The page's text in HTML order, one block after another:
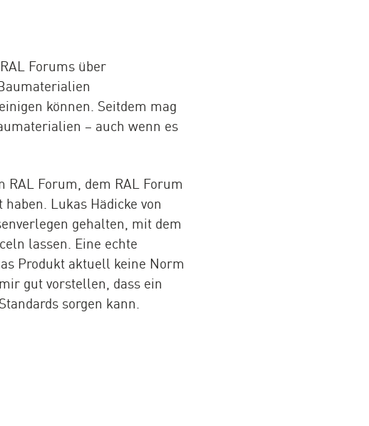
Forums über
können. Seitdem mag
– auch wenn es
Forum, dem RAL Forum
Lukas Hädicke von
gehalten, mit dem
lassen. Eine echte
Produkt aktuell keine Norm
gut vorstellen, dass ein
sorgen kann.